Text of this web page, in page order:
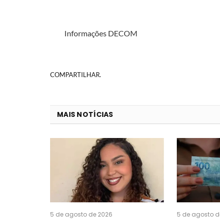
Informações DECOM
COMPARTILHAR.
MAIS NOTÍCIAS
5 de agosto de 2026 5 de agosto